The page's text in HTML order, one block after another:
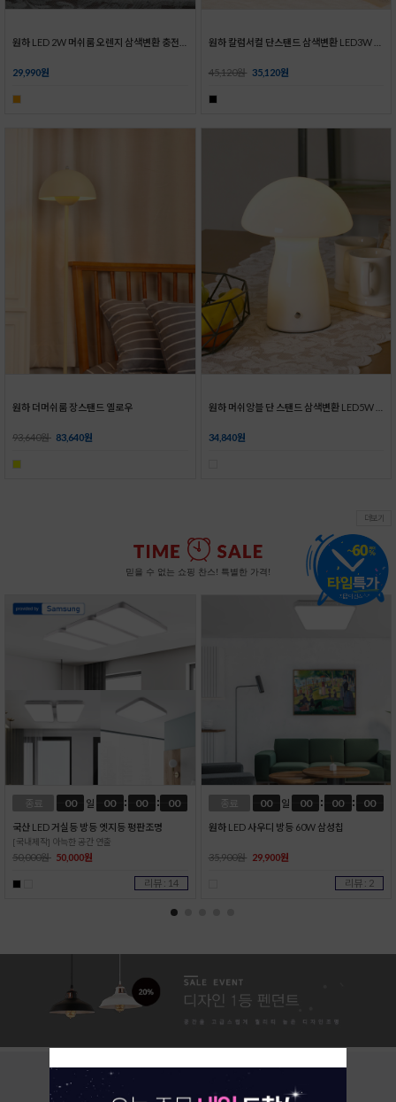
파30 레일2m4등 세트_2colors
82,375원
원통 레일2m4등 세트_2colors
82,375원 65,900원
자유봉 레일2m4등 세트_2colors
59,875원 47,900원
LED 티라인 레일조명 5W 삼성칩_3colors
17,375원
더보기
믿을 수 없는 쇼핑 찬스! 특별한 가격!
종료 00 일 00 00 00
국산 LED 거실등 방등 엣지등 평판조명
[국내제작] 아늑한 공간 연출
50,000원 50,000원
리뷰 : 14
종료 00 일 00 00 00
원하 LED 사우디 방등 60W 삼성칩
35,900원 29,900원
리뷰 : 2